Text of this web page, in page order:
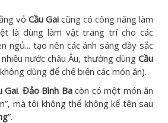
vỏ Cầu Gai cũng có công năng làm
là dùng làm vật trang trí cho các
ngủ... tạo nên các ánh sáng đầy sắc
nước châu Âu, thường dùng Cầu
dùng để chế biến các món ăn).
Gai. Đảo Bình Bacòn có một món ăn
mà tôi không thể không kể tên sau
”.